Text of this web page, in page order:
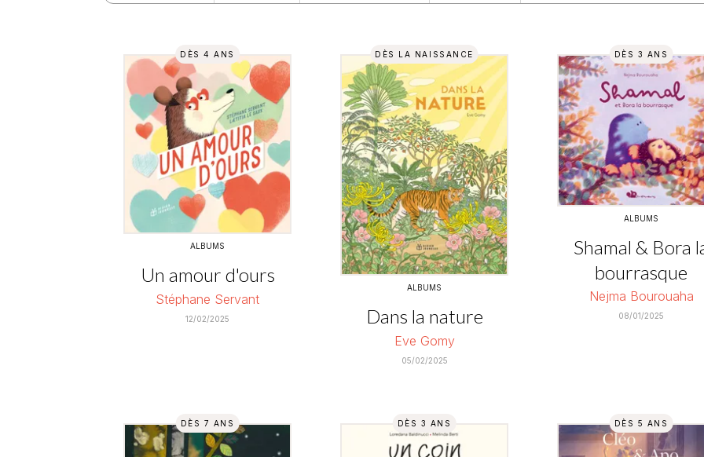
DÈS 4 ANS
ALBUMS
Un amour d'ours
Stéphane Servant
12/02/2025
DÈS LA NAISSANCE
ALBUMS
Dans la nature
Eve Gomy
05/02/2025
DÈS 3 ANS
ALBUMS
Shamal & Bora
bourrasque
Nejma Bourouaha
08/01/2025
DÈS 7 ANS DÈS 3 ANS DÈS 5 ANS